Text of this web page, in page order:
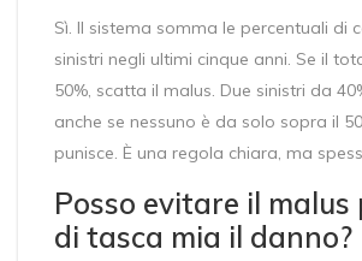
Sì. Il sistema somma le percentuali di
sinistri negli ultimi cinque anni. Se il
50%, scatta il malus. Due sinistri da
anche se nessuno è da solo sopra il
punisce. È una regola chiara, ma
Posso evitare il
di tasca mia il danno?